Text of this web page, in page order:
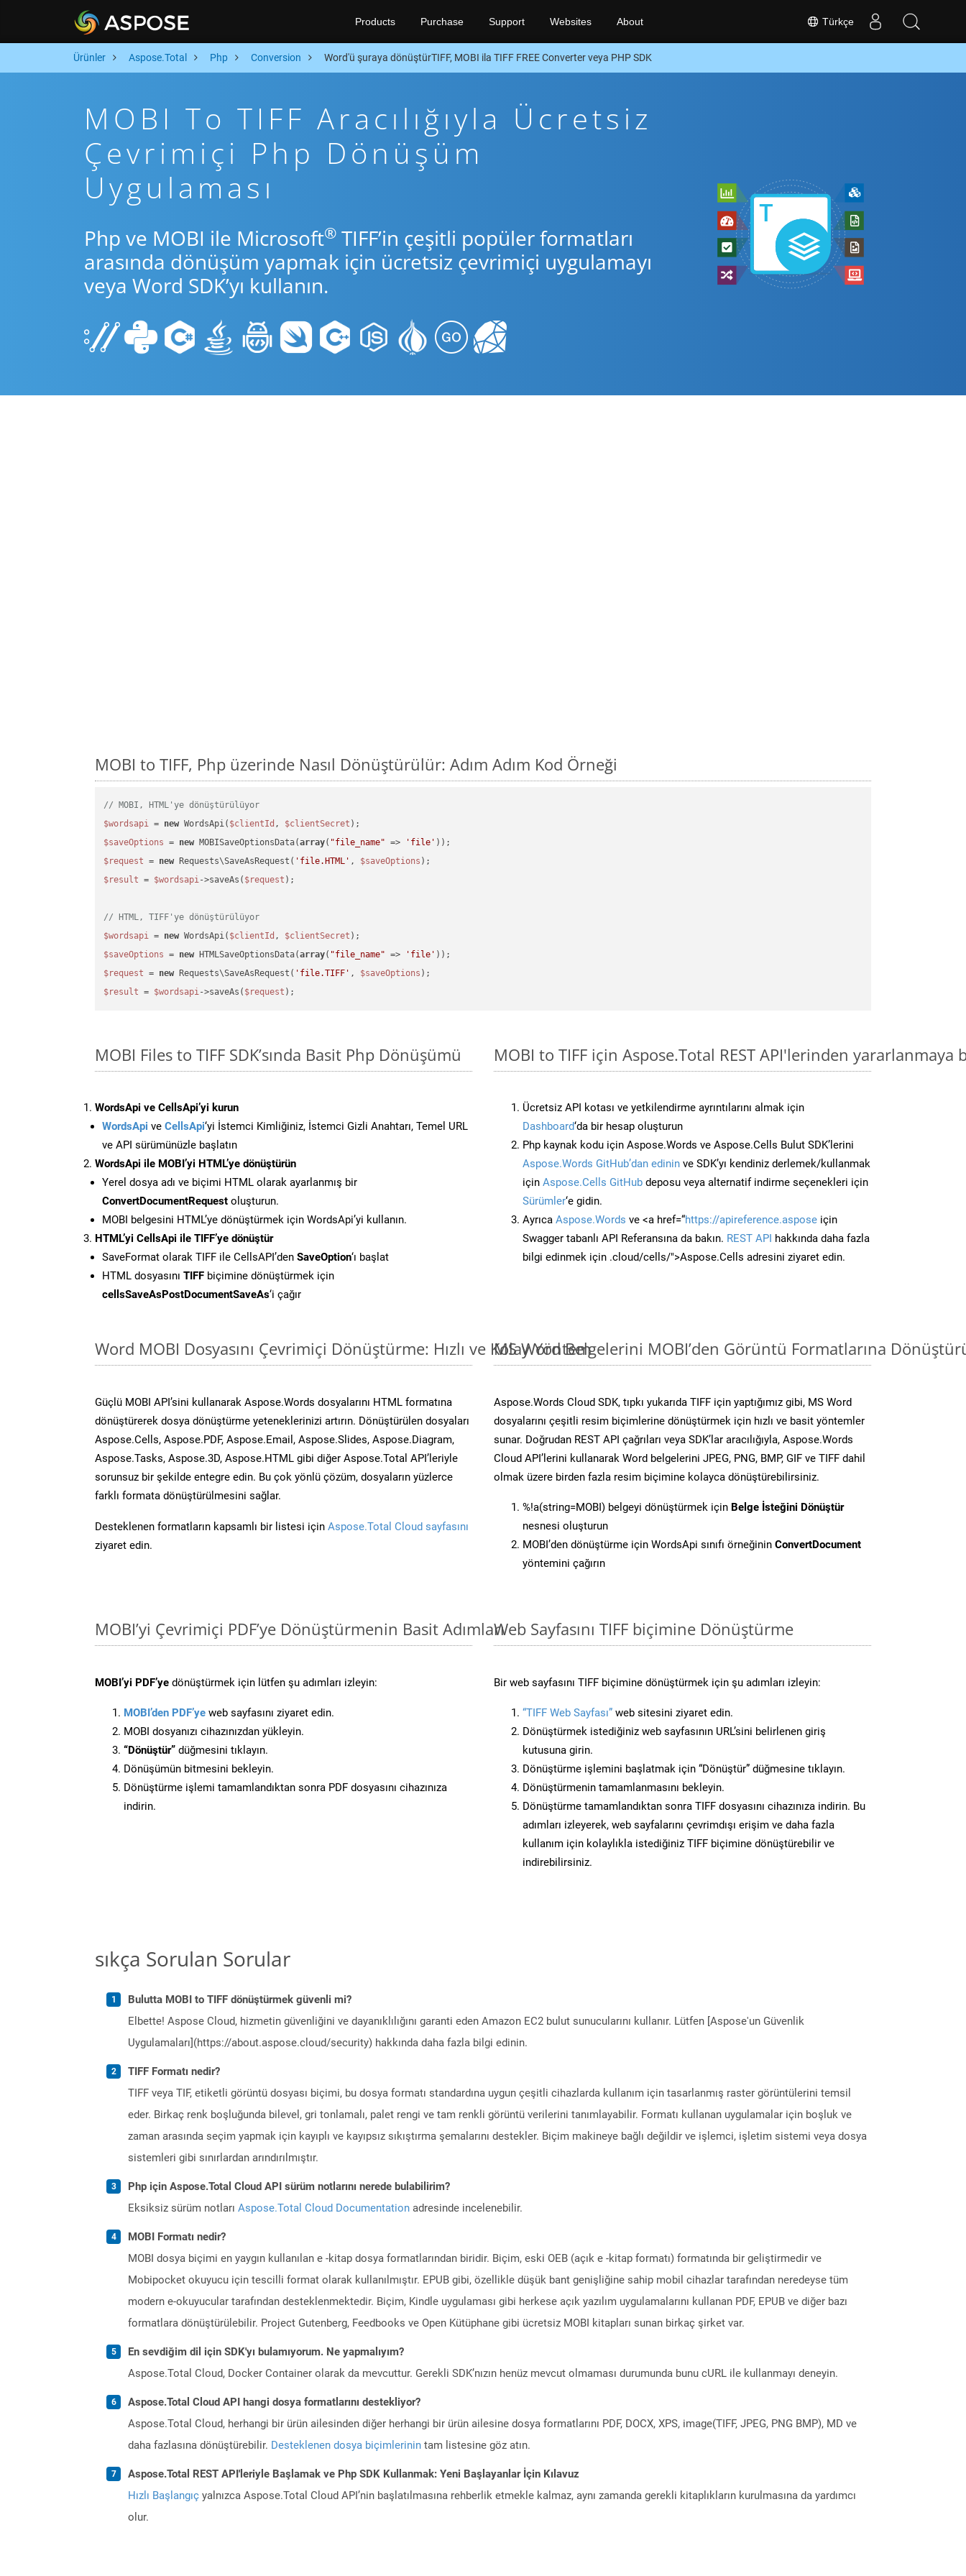
Türkçe
Products Purchase Support Websites About
Ürünler Aspose.Total Php Conversion Word'ü şuraya dönüştürTIFF, MOBI ila TIFF FREE Converter veya PHP SDK
MOBI To TIFF Aracılığıyla Ücretsiz
Çevrimiçi Php Dönüşüm
Uygulaması
Php ve MOBI ile Microsoft® TIFF’in çeşitli popüler formatları
arasında dönüşüm yapmak için ücretsiz çevrimiçi uygulamayı
veya Word SDK’yı kullanın.
MOBI to TIFF, Php üzerinde Nasıl Dönüştürülür: Adım Adım Kod Örneği
// MOBI, HTML'ye dönüştürülüyor
$wordsapi = new WordsApi( $clientId , $clientSecret
$saveOptions = new MOBISaveOptionsData(array( "file_name" => 'file'
$request = new Requests\SaveAsRequest( 'file.HTML' , $saveOptions
$result = $wordsapi->saveAs( $request );
// HTML, TIFF'ye dönüştürülüyor
$wordsapi = new WordsApi( $clientId , $clientSecret
$saveOptions = new HTMLSaveOptionsData(array( "file_name" => 'file'
$request = new Requests\SaveAsRequest( 'file.TIFF' , $saveOptions
$result = $wordsapi->saveAs( $request
MOBI Files to TIFF SDK’sında Basit Php Dönüşümü
WordsApi ve CellsApi’yi kurun
WordsApi ve CellsApi‘yi İstemci Kimliğiniz, İstemci Gizli Anahtarı, Temel URL
ve API sürümünüzle başlatın
WordsApi ile MOBI’yi HTML’ye dönüştürün
Yerel dosya adı ve biçimi HTML olarak ayarlanmış bir
ConvertDocumentRequest oluşturun.
MOBI belgesini HTML’ye dönüştürmek için WordsApi’yi kullanın.
HTML’yi CellsApi ile TIFF’ye dönüştür
SaveFormat olarak TIFF ile CellsAPI’den SaveOption‘ı başlat
HTML dosyasını TIFF biçimine dönüştürmek için
cellsSaveAsPostDocumentSaveAs‘i çağır
MOBI to TIFF için Aspose.Total REST API'lerinden yararlanmaya
Ücretsiz API kotası ve yetkilendirme ayrıntılarını almak için
Dashboard‘da bir hesap oluşturun
Php kaynak kodu için Aspose.Words ve Aspose.Cells Bulut SDK’lerini
Aspose.Words GitHub’dan edinin ve SDK’yı kendiniz derlemek/kullanmak
için Aspose.Cells GitHub deposu veya alternatif indirme seçenekleri için
Sürümler‘e gidin.
Ayrıca Aspose.Words ve <a href=“https://apireference.aspose için
Swagger tabanlı API Referansına da bakın. REST API hakkında daha fazla
bilgi edinmek için .cloud/cells/">Aspose.Cells adresini ziyaret edin.
Word MOBI Dosyasını Çevrimiçi Dönüştürme: Hızlı ve Kolay Yöntem
Güçlü MOBI API’sini kullanarak Aspose.Words dosyalarını HTML formatına
dönüştürerek dosya dönüştürme yeteneklerinizi artırın. Dönüştürülen dosyaları
Aspose.Cells, Aspose.PDF, Aspose.Email, Aspose.Slides, Aspose.Diagram,
Aspose.Tasks, Aspose.3D, Aspose.HTML gibi diğer Aspose.Total API’leriyle
sorunsuz bir şekilde entegre edin. Bu çok yönlü çözüm, dosyaların yüzlerce
farklı formata dönüştürülmesini sağlar.
Desteklenen formatların kapsamlı bir listesi için Aspose.Total Cloud sayfasını
ziyaret edin.
MS Word Belgelerini MOBI’den Görüntü Formatlarına
Aspose.Words Cloud SDK, tıpkı yukarıda TIFF için yaptığımız gibi, MS Word
dosyalarını çeşitli resim biçimlerine dönüştürmek için hızlı ve basit yöntemler
sunar. Doğrudan REST API çağrıları veya SDK’lar aracılığıyla, Aspose.Words
Cloud API’lerini kullanarak Word belgelerini JPEG, PNG, BMP, GIF ve TIFF dahil
olmak üzere birden fazla resim biçimine kolayca dönüştürebilirsiniz.
%!a(string=MOBI) belgeyi dönüştürmek için Belge İsteğini Dönüştür
nesnesi oluşturun
MOBI’den dönüştürme için WordsApi sınıfı örneğinin ConvertDocument
yöntemini çağırın
MOBI’yi Çevrimiçi PDF’ye Dönüştürmenin Basit Adımları
MOBI’yi PDF’ye dönüştürmek için lütfen şu adımları izleyin:
MOBI’den PDF’ye web sayfasını ziyaret edin.
MOBI dosyanızı cihazınızdan yükleyin.
“Dönüştür” düğmesini tıklayın.
Dönüşümün bitmesini bekleyin.
Dönüştürme işlemi tamamlandıktan sonra PDF dosyasını cihazınıza
indirin.
Web Sayfasını TIFF biçimine Dönüştürme
Bir web sayfasını TIFF biçimine dönüştürmek için şu adımları izleyin:
“TIFF Web Sayfası” web sitesini ziyaret edin.
Dönüştürmek istediğiniz web sayfasının URL’sini belirlenen giriş
kutusuna girin.
Dönüştürme işlemini başlatmak için “Dönüştür” düğmesine tıklayın.
Dönüştürmenin tamamlanmasını bekleyin.
Dönüştürme tamamlandıktan sonra TIFF dosyasını cihazınıza indirin. Bu
adımları izleyerek, web sayfalarını çevrimdışı erişim ve daha fazla
kullanım için kolaylıkla istediğiniz TIFF biçimine dönüştürebilir ve
indirebilirsiniz.
sıkça Sorulan Sorular
Bulutta MOBI to TIFF dönüştürmek güvenli mi?
Elbette! Aspose Cloud, hizmetin güvenliğini ve dayanıklılığını garanti eden Amazon EC2 bulut sunucularını kullanır. Lütfen [Aspose'un Güvenlik
Uygulamaları](https://about.aspose.cloud/security) hakkında daha fazla bilgi edinin.
TIFF Formatı nedir?
TIFF veya TIF, etiketli görüntü dosyası biçimi, bu dosya formatı standardına uygun çeşitli cihazlarda kullanım için tasarlanmış raster görüntülerini temsil
eder. Birkaç renk boşluğunda bilevel, gri tonlamalı, palet rengi ve tam renkli görüntü verilerini tanımlayabilir. Formatı kullanan uygulamalar için boşluk ve
zaman arasında seçim yapmak için kayıplı ve kayıpsız sıkıştırma şemalarını destekler. Biçim makineye bağlı değildir ve işlemci, işletim sistemi veya dosya
sistemleri gibi sınırlardan arındırılmıştır.
Php için Aspose.Total Cloud API sürüm notlarını nerede bulabilirim?
Eksiksiz sürüm notları Aspose.Total Cloud Documentation adresinde incelenebilir.
MOBI Formatı nedir?
MOBI dosya biçimi en yaygın kullanılan e -kitap dosya formatlarından biridir. Biçim, eski OEB (açık e -kitap formatı) formatında bir geliştirmedir ve
Mobipocket okuyucu için tescilli format olarak kullanılmıştır. EPUB gibi, özellikle düşük bant genişliğine sahip mobil cihazlar tarafından neredeyse tüm
modern e-okuyucular tarafından desteklenmektedir. Biçim, Kindle uygulaması gibi herkese açık yazılım uygulamalarını kullanan PDF, EPUB ve diğer bazı
formatlara dönüştürülebilir. Project Gutenberg, Feedbooks ve Open Kütüphane gibi ücretsiz MOBI kitapları sunan birkaç şirket var.
En sevdiğim dil için SDK'yı bulamıyorum. Ne yapmalıyım?
Aspose.Total Cloud, Docker Container olarak da mevcuttur. Gerekli SDK’nızın henüz mevcut olmaması durumunda bunu cURL ile kullanmayı deneyin.
Aspose.Total Cloud API hangi dosya formatlarını destekliyor?
Aspose.Total Cloud, herhangi bir ürün ailesinden diğer herhangi bir ürün ailesine dosya formatlarını PDF, DOCX, XPS, image(TIFF, JPEG, PNG BMP), MD ve
daha fazlasına dönüştürebilir. Desteklenen dosya biçimlerinin tam listesine göz atın.
Aspose.Total REST API'leriyle Başlamak ve Php SDK Kullanmak: Yeni Başlayanlar İçin Kılavuz
Hızlı Başlangıç yalnızca Aspose.Total Cloud API’nin başlatılmasına rehberlik etmekle kalmaz, aynı zamanda gerekli kitaplıkların kurulmasına da yardımcı
olur.